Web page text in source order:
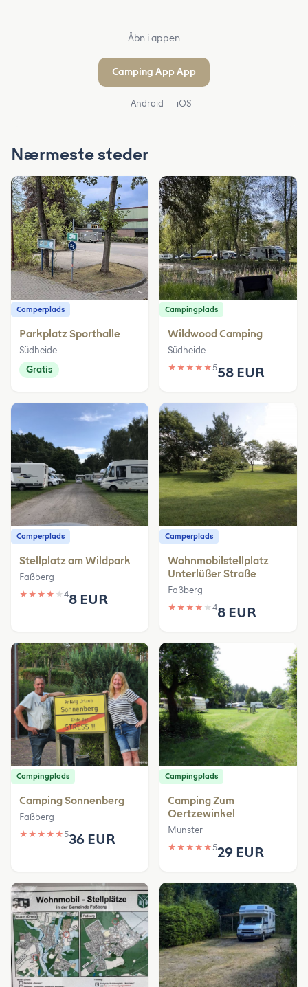
Åbn i appen
Camping App App
Android iOS
Nærmeste steder
Camperplads
Parkplatz Sporthalle
Südheide
Gratis
Campingplads
Wildwood Camping
Südheide
★ ★ ★ ★ ★558 EUR
Camperplads
Stellplatz am Wildpark
Faßberg
★ ★ ★ ★ ★ 48 EUR
Camperplads
Wohnmobilstellplatz
Unterlüßer Straße
Faßberg
★ ★ ★ ★ ★ 48 EUR
Campingplads
Camping Sonnenberg
Faßberg
★ ★ ★ ★ ★536 EUR
Campingplads
Camping Zum
Oertzewinkel
Munster
★ ★ ★ ★ ★529 EUR